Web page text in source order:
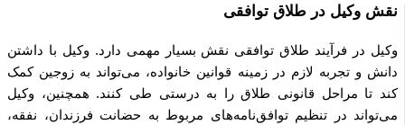
نقش وکیل در طلاق توافقی
وکیل در فرآیند طلاق توافقی نقش بسیار مهمی دارد. وکیل با داشتن
دانش و تجربه لازم در زمینه قوانین خانواده، می‌تواند به زوجین کمک
کند تا مراحل قانونی طلاق را به درستی طی کنند. همچنین، وکیل
می‌تواند در تنظیم توافق‌نامه‌های مربوط به حضانت فرزندان، نفقه،